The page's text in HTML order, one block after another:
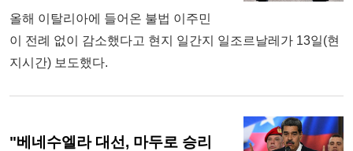
올해 이탈리아에 들어온 불법 이주민
이 전례 없이 감소했다고 현지 일간지 일조르날레가 13일(현
지시간) 보도했다.
"베네수엘라 대선, 마두로 승리